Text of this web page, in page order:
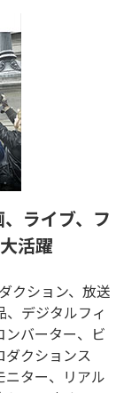
ライブ、フ
活躍
クション、放送
デジタルフィ
ンバーター、ビ
ダクションス
ニター、リアル